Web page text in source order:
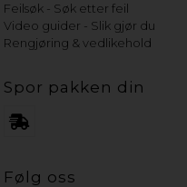
Feilsøk - Søk etter feil
Video guider - Slik gjør du
Rengjøring & vedlikehold
Spor pakken din
Følg oss